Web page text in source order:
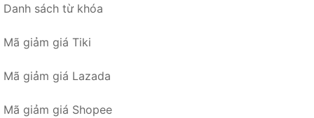
Danh sách từ khóa
Mã giảm giá Tiki
Mã giảm giá Lazada
Mã giảm giá Shopee